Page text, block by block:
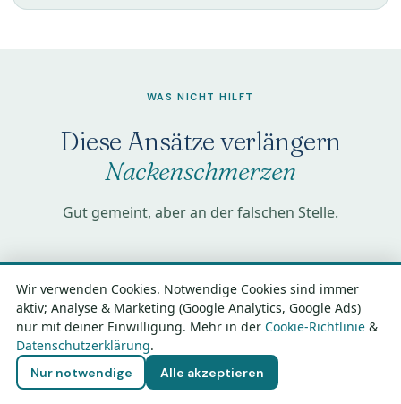
WAS NICHT HILFT
Diese Ansätze verlängern
Nackenschmerzen
Gut gemeint, aber an der falschen Stelle.
💆
Massage als
Dauerlösung
🧘
Nacken dehnen
Die Muskeln werden kurz
Wir verwenden Cookies. Notwendige Cookies sind immer
aktiv; Analyse & Marketing (Google Analytics, Google Ads)
nur mit deiner Einwilligung. Mehr in der Cookie-Richtlinie &
Datenschutzerklärung.
Nur notwendige Alle akzeptieren
Kostenloses Erstgespräch sichern →